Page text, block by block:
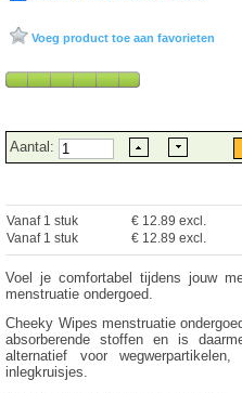
Voeg product toe aan favorieten
Aantal:
Vanaf 1 stuk € 12.89 excl.
Vanaf 1 stuk
€ 12.89 excl.
Voel je comfortabel tijdens jouw
menstruatie ondergoed.
Cheeky Wipes menstruatie
absorberende stoffen en is
alternatief voor
inlegkruisjes.